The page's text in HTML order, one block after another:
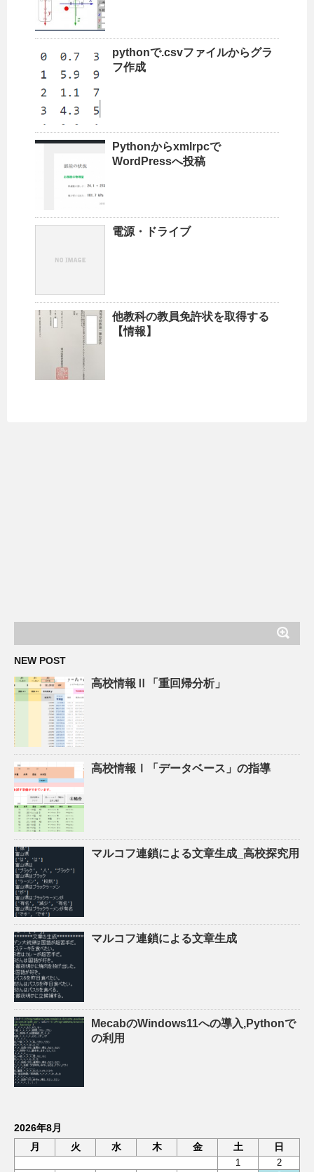
pythonで.csvファイルからグラ
フ作成
Pythonからxmlrpcで
WordPressへ投稿
電源・ドライブ
他教科の教員免許状を取得する
【情報】
NEW POST
高校情報Ⅱ「重回帰分析」
高校情報Ⅰ「データベース」の指導
マルコフ連鎖による文章生成_高校探究用
マルコフ連鎖による文章生成
MecabのWindows11への導入,Pythonで
の利用
2026年8月
月
火 水 木 金 土 日
1
2